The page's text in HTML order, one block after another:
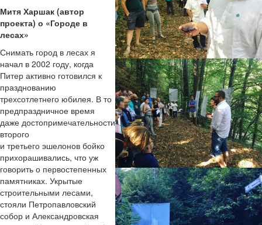
Митя Харшак (автор
проекта) о «Городе в
лесах»
Снимать город в лесах я
начал в 2002 году, когда
Питер активно готовился к
празднованию
трехсотлетнего юбилея. В то
предпраздничное время
даже достопримечательности
второго
и третьего эшелонов бойко
прихорашивались, что уж
говорить о первостепенных
памятниках. Укрытые
строительными лесами,
стояли Петропавловский
собор и Александровская